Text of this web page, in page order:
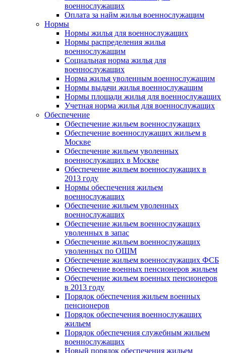
военнослужащих
Оплата за найм жилья военнослужащим
Нормы
Нормы жилья для военнослужащих
Нормы распределения жилья
военнослужащим
Социальная норма жилья для
военнослужащих
Норма жилья уволенным военнослужащим
Нормы выдачи жилья военнослужащим
Нормы площади жилья для военнослужащих
Учетная норма жилья для военнослужащих
Обеспечение
Обеспечение жильем военнослужащих
Обеспечение военнослужащих жильем в
Москве
Обеспечение жильем уволенных
военнослужащих в Москве
Обеспечение жильем военнослужащих в
2013 году
Нормы обеспечения жильем
военнослужащих
Обеспечение жильем уволенных
военнослужащих
Обеспечение жильем военнослужащих
уволенных в запас
Обеспечение жильем военнослужащих
уволенных по ОШМ
Обеспечение жильем военнослужащих ФСБ
Обеспечение военных пенсионеров жильем
Обеспечение жильем военных пенсионеров
в 2013 году
Порядок обеспечения жильем военных
пенсионеров
Порядок обеспечения военнослужащих
жильем
Порядок обеспечения служебным жильем
военнослужащих
Новый порядок обеспечения жильем